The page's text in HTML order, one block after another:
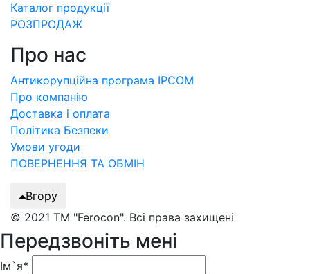
Каталог продукції
РОЗПРОДАЖ
Про нас
Антикорупційна програма IPCOM
Про компанію
Доставка і оплата
Політика Безпеки
Умови угоди
ПОВЕРНЕННЯ ТА ОБМІН
Вгору
© 2021 ТМ "Ferocon". Всі права захищені
Передзвоніть мені
Ім`я*